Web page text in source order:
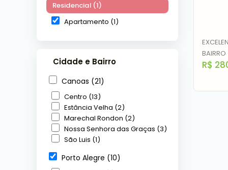
Residencial (1)
Apartamento (1)
Cidade e Bairro
Canoas (21)
Centro (13)
Estância Velha (2)
Marechal Rondon (2)
Nossa Senhora das Graças (3)
São Luis (1)
Porto Alegre (10)
R$